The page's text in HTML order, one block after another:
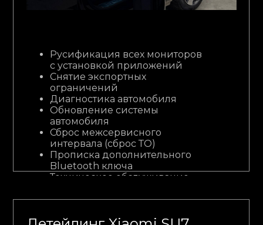
Русификация всех мониторов
с установкой приложений
Снятие экспортных
ограничений
Диагностика автомобиля
Обновление системы
автомобиля
Сброс межсервисного
интервала (сброс ТО)
Прописка дополнительного
Bluetooth ключа
Техническое обслуживание